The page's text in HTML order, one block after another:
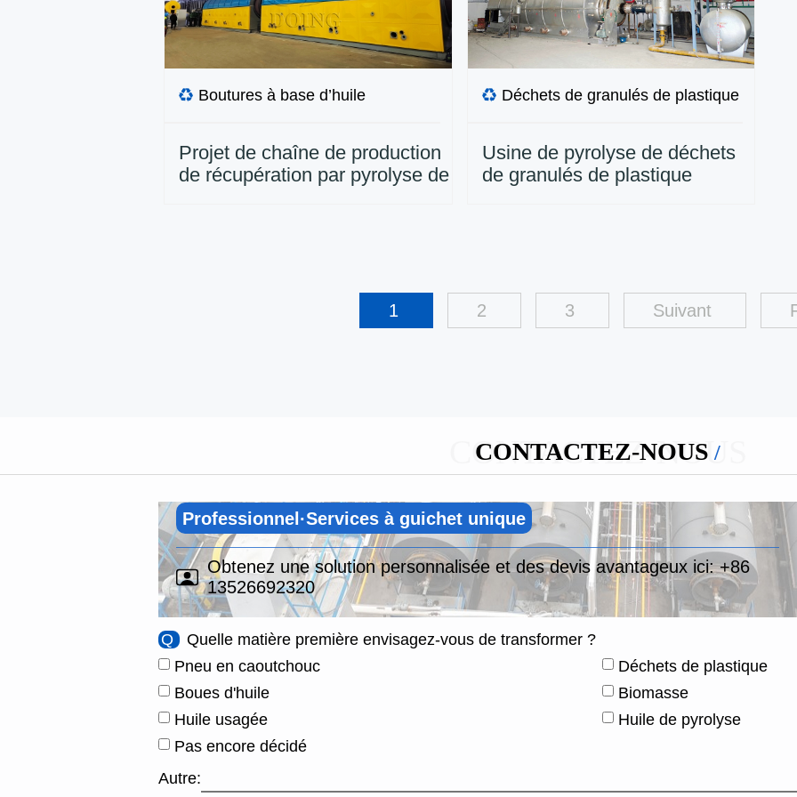
Boutures à base d’huile
Projet de chaîne de production
de récupération par pyrolyse de
Déchets de granulés de plastique
Usine de pyrolyse de déchets
de granulés de plastique
1 2 3 Suivant
CONTACTEZ-NOUS
CONTACTEZ-NOUS
Professionnel·Services à guichet unique
Obtenez une solution personnalisée et des devis avantageux ici:+86
13526692320
Q
Quelle matière première envisagez-vous de transformer ?
Pneu en caoutchouc
Déchets de plastique
Boues d'huile
Biomasse
Huile usagée
Huile de pyrolyse
Pas encore décidé
Autre: